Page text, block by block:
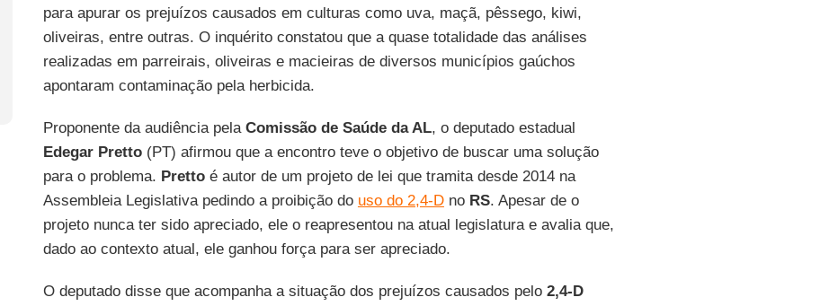
para apurar os prejuízos causados em culturas como uva, maçã, pêssego, kiwi,
oliveiras, entre outras. O inquérito constatou que a quase totalidade das análises
realizadas em parreirais, oliveiras e macieiras de diversos municípios gaúchos
apontaram contaminação pela herbicida.
Proponente da audiência pela Comissão de Saúde da AL, o deputado estadual
Edegar Pretto(PT) afirmou que a encontro teve o objetivo de buscar uma solução
para o problema. Prettoé autor de um projeto de lei que tramita desde 2014 na
Assembleia Legislativa pedindo a proibição do uso do 2,4-Dno RS. Apesar de o
projeto nunca ter sido apreciado, ele o reapresentou na atual legislatura e avalia que,
dado ao contexto atual, ele ganhou força para ser apreciado.
O deputado disse que acompanha a situação dos prejuízos causados pelo 2,4-D